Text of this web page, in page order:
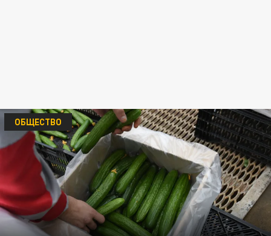
ОБЩЕСТВО